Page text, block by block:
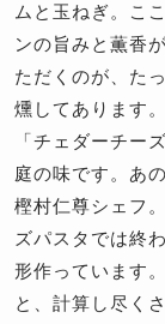
ムと玉ねぎ。こ
ンの旨みと薫香
ただくのが、た
燻してあります。
「チェダーチー
庭の味です。あ
樫村仁尊シェフ
ズパスタでは終
形作っています
と、計算し尽く